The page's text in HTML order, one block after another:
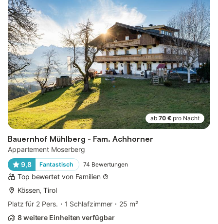
ab 70 € pro Nacht
Bauernhof Mühlberg - Fam. Achhorner
Appartement Moserberg
9,8
Fantastisch 74 Bewertungen
Top bewertet von Familien
Kössen, Tirol
Platz für 2 Pers.
1 Schlafzimmer
25 m²
8 weitere Einheiten verfügbar